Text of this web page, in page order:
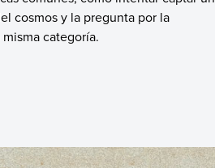
cosmos y la pregunta por la
categoría.